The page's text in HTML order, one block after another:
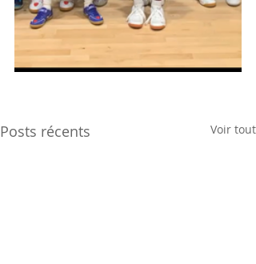
Posts récents Voir tout